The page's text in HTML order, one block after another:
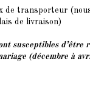
de transporteur
de livraison)
susceptibles d’être
(décembre à